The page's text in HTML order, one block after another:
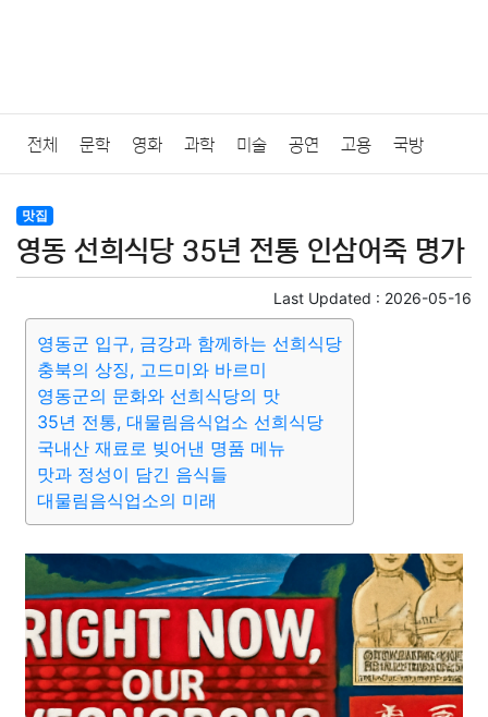
전체 문학 영화 과학 미술 공연 고용 국방
법률
질병 가요 방송 일상 주식 암호화폐 블록체인
결혼 육아 반려동물 패션 미용 증권
요리 상품리뷰 원예 금융 게임
대출 자동차 취미 여행 맛집
종교 사회 정치 건강
부동산 외국어 교육 교통 생활 기타
맛집
영동 선희식당 35년 전통 인삼어죽 명가
Last Updated : 2026-05-16
영동군 입구, 금강과 함께하는 선희식당
충북의 상징, 고드미와 바르미
영동군의 문화와 선희식당의 맛
35년 전통, 대물림음식업소 선희식당
국내산 재료로 빚어낸 명품 메뉴
맛과 정성이 담긴 음식들
대물림음식업소의 미래